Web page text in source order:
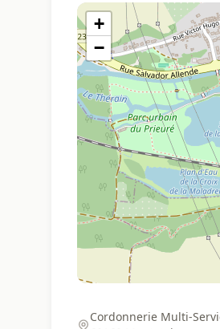
+
−
Cordonnerie Multi-